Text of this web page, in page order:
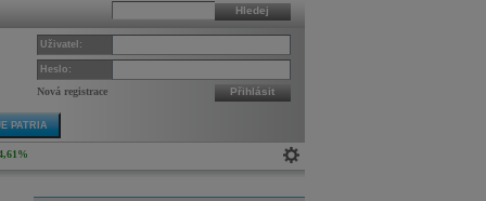
Hledej
Uživatel:
Heslo:
Nová registrace Přihlásit
PATRIA